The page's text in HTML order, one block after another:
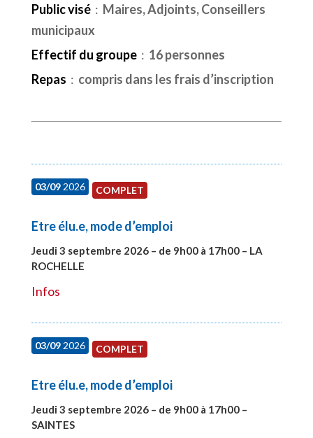
Public visé : Maires, Adjoints, Conseillers
municipaux
Effectif du groupe: 16 personnes
Repas : compris dans les frais d’inscription
03/092026 COMPLET
Etre élu.e, mode d’emploi
Jeudi 3 septembre 2026 – de 9h00 à 17h00 – LA
ROCHELLE
Infos
03/092026 COMPLET
Etre élu.e, mode d’emploi
Jeudi 3 septembre 2026 – de 9h00 à 17h00 –
SAINTES